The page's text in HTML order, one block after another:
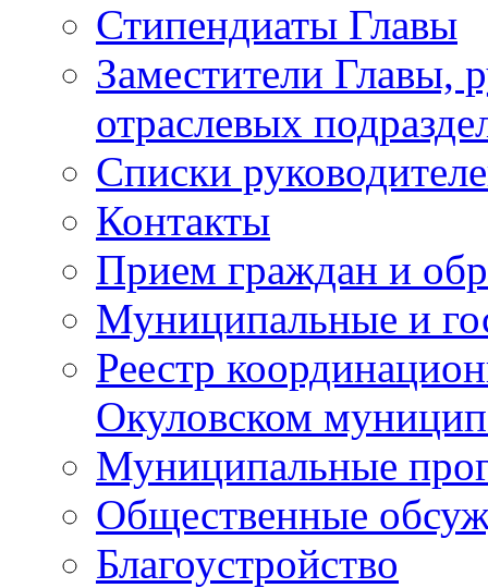
Стипендиаты Главы
Заместители Главы,
отраслевых
Списки
Контакты
Прием граждан и
Муниципальные и
Реестр
Окуловском
Муниципальные
Общественные
Благоустройство